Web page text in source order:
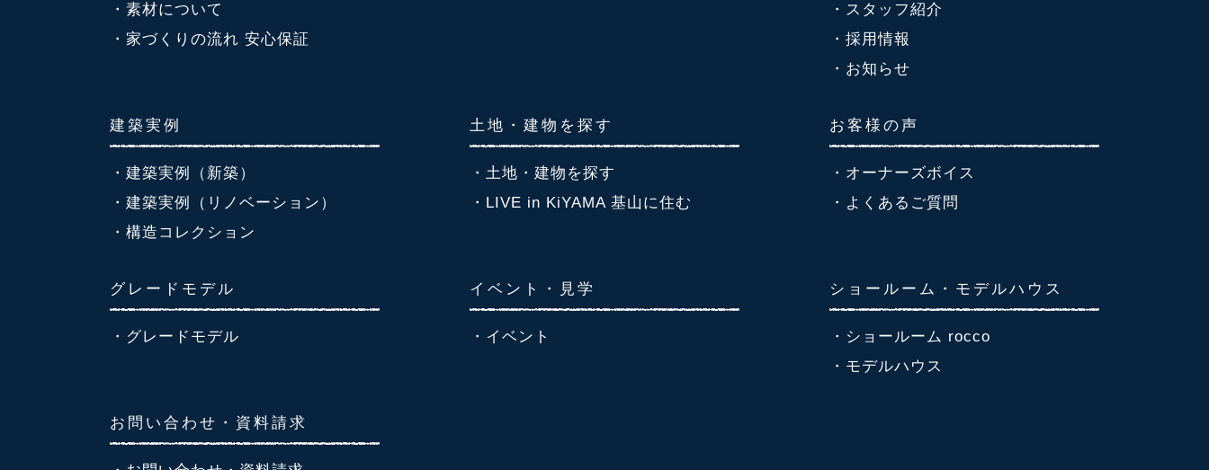
・素材について
・家づくりの流れ 安心保証
・スタッフ紹介
・採用情報
・お知らせ
建築実例
・建築実例（新築）
・建築実例（リノベーション）
・構造コレクション
土地・建物を探す
・土地・建物を探す
・LIVE in KiYAMA 基山に住む
お客様の声
・オーナーズボイス
・よくあるご質問
グレードモデル
・グレードモデル
イベント・見学
・イベント
ショールーム・モデルハウス
・ショールーム rocco
・モデルハウス
お問い合わせ・資料請求